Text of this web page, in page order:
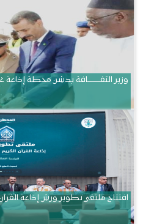
وزير الثقــــــــــافة يدشن محطة
افتتاح ملتقى تطوير ورش إذاعة